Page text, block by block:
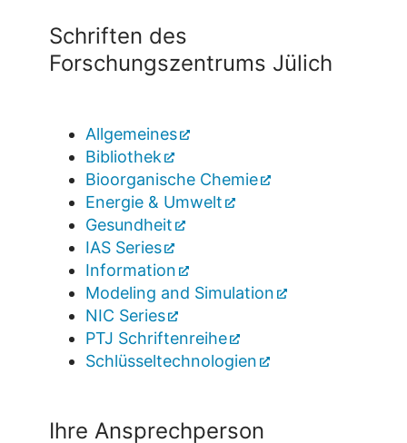
Schriften des
Forschungszentrums Jülich
Allgemeines
Bibliothek
Bioorganische Chemie
Energie & Umwelt
Gesundheit
IAS Series
Information
Modeling and Simulation
NIC Series
PTJ Schriftenreihe
Schlüsseltechnologien
Ihre Ansprechperson